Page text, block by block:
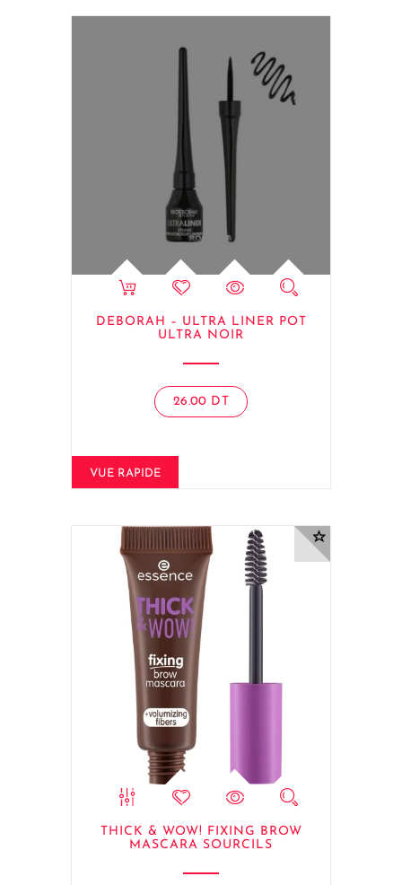
DEBORAH – ULTRA LINER POT
ULTRA NOIR
26.00 DT
VUE RAPIDE
Ce
produit
variations.
Les
options
THICK & WOW! FIXING BROW
MASCARA SOURCILS